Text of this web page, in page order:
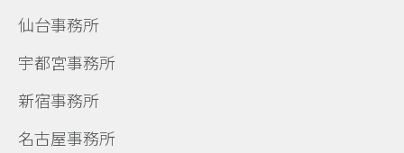
仙台事務所
宇都宮事務所
新宿事務所
名古屋事務所